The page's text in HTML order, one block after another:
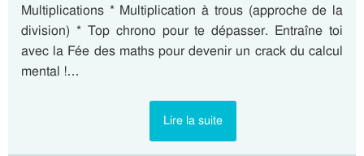
Multiplications * Multiplication à trous (approche de la
division) * Top chrono pour te dépasser. Entraîne toi
avec la Fée des maths pour devenir un crack du calcul
mental !…
Lire la suite